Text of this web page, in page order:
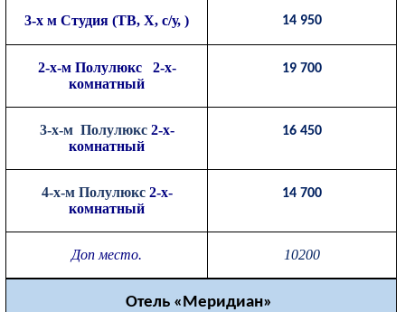
3-х м Студия (ТВ, Х, с/у, ) 14 950
2-х-м Полулюкс 2-х-
комнатный
19 700
3-х-м Полулюкс 2-х-
комнатный
16 450
4-х-м Полулюкс 2-х-
комнатный
14 700
Доп место. 10200
Отель «Меридиан»